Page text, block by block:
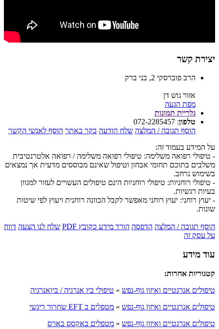
יצירת קשר
הרב פוברסקי 2, בני ברק
אזור גוש דן
מפת הגעה
גלריית תמונות
טלפון:
072-2285457
הוסף תגובה / המלצה שלח הודעה בקר באתר הוסף לאנשי הקשר
על המידע בעמוד זה:
- טיפולי רפואה משלימה: טיפולי רפואה משלימה / רפואה אלטרנטיבית
משלבים בתוכם תחומי אבחון וטיפול שאינם מבוססים מדעית אך נמצאים
בשימוש נרחב.
- טיפולי רוחניות: טיפולי רוחניות הינם טיפולים העשויים לעזור למגוון
בעיות רגשיות.
- יעוץ רוחני: יעוץ רוחני מאפשר לקבל הכוונה רוחנית ויעוץ לפי שיטות
שונות.
הוסף תגובה / המלצה הדפסה הורד מידע כקובץ PDF שלח לנו הצעה דווח
על עסק זה
עוד מידע
קטגוריות אחרות:
טיפולים אנרגטיים ואיזון גוף-נפש » טיפולי ביו אנרגיה / ביואנרגיה
טיפולים אנרגטיים ואיזון גוף-נפש » מטפלים ב EFT שחרור ריגשי
טיפולים אנרגטיים ואיזון גוף-נפש » מטפלים באקסס בארס